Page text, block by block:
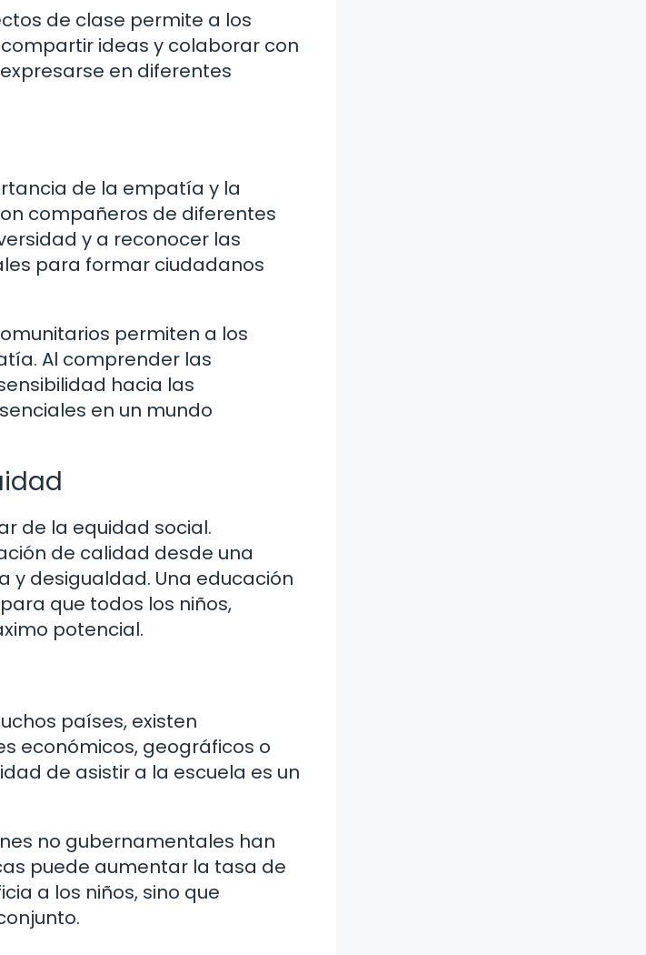
de clase permite a los
ideas y colaborar con
en diferentes
de la empatía y la
compañeros de diferentes
y a reconocer las
para formar ciudadanos
permiten a los
Al comprender las
hacia las
en un mundo
de la equidad social.
de calidad desde una
desigualdad. Una educación
que todos los niños,
potencial.
países, existen
económicos, geográficos o
de asistir a la escuela es un
no gubernamentales han
puede aumentar la tasa de
a los niños, sino que